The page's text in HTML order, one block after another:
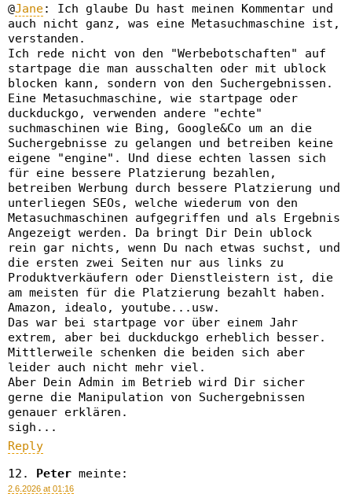
@Jane: Ich glaube Du hast meinen Kommentar und
auch nicht ganz, was eine Metasuchmaschine ist,
verstanden.
Ich rede nicht von den "Werbebotschaften" auf
startpage die man ausschalten oder mit ublock
blocken kann, sondern von den Suchergebnissen.
Eine Metasuchmaschine, wie startpage oder
duckduckgo, verwenden andere "echte"
suchmaschinen wie Bing, Google&Co um an die
Suchergebnisse zu gelangen und betreiben keine
eigene "engine". Und diese echten lassen sich
für eine bessere Platzierung bezahlen,
betreiben Werbung durch bessere Platzierung und
unterliegen SEOs, welche wiederum von den
Metasuchmaschinen aufgegriffen und als Ergebnis
Angezeigt werden. Da bringt Dir Dein ublock
rein gar nichts, wenn Du nach etwas suchst, und
die ersten zwei Seiten nur aus links zu
Produktverkäufern oder Dienstleistern ist, die
am meisten für die Platzierung bezahlt haben.
Amazon, idealo, youtube...usw.
Das war bei startpage vor über einem Jahr
extrem, aber bei duckduckgo erheblich besser.
Mittlerweile schenken die beiden sich aber
leider auch nicht mehr viel.
Aber Dein Admin im Betrieb wird Dir sicher
gerne die Manipulation von Suchergebnissen
genauer erklären.
sigh...
Reply
Peter meinte:
2.6.2026 at 01:16